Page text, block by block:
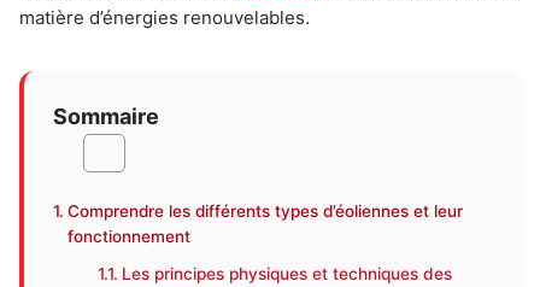
matière d’énergies renouvelables.
Sommaire
Comprendre les différents types d’éoliennes et leur
fonctionnement
Les principes physiques et techniques des